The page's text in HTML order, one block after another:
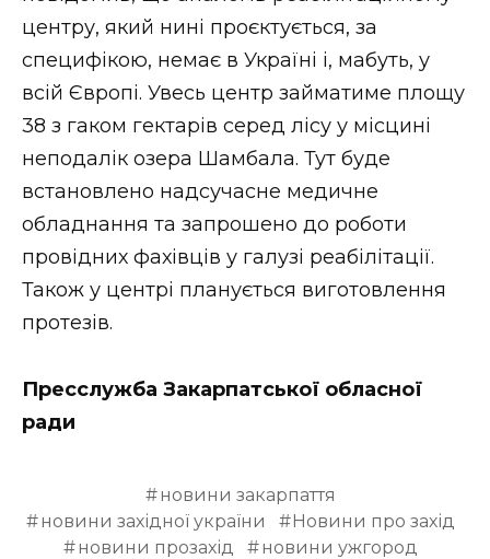
центру, який нині проєктується, за
специфікою, немає в Україні і, мабуть, у
всій Європі. Увесь центр займатиме площу
38 з гаком гектарів серед лісу у місцині
неподалік озера Шамбала. Тут буде
встановлено надсучасне медичне
обладнання та запрошено до роботи
провідних фахівців у галузі реабілітації.
Також у центрі планується виготовлення
протезів.
Пресслужба Закарпатської обласної
ради
новини закарпаття
новини західної україни
Новини про захід
новини прозахід
новини ужгород